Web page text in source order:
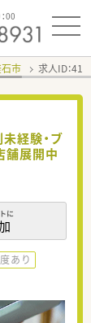
00
市 求人ID：
経験・ブ
舗展開中
に
あり